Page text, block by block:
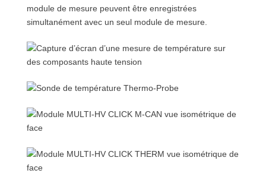
module de mesure peuvent être enregistrées
simultanément avec un seul module de mesure.